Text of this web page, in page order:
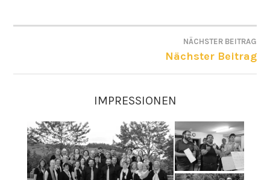
BEITRAGSNAVIGATIONNÄCHSTER BEITRAG
Nächster Beitrag
IMPRESSIONEN